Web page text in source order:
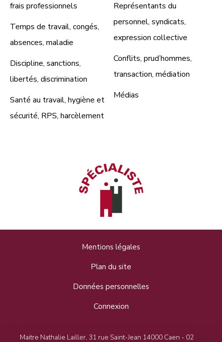
frais professionnels
Temps de travail, congés,
absences, maladie
Discipline, sanctions,
libertés, discrimination
Santé au travail, hygiène et
sécurité, RPS, harcèlement
Représentants du
personnel, syndicats,
expression collective
Conflits, prud’hommes,
transaction, médiation
Médias
Mentions légales
Plan du site
Données personnelles
Connexion
Maitre Nathalie Lailler, 31 rue Saint-Jean 14000 Caen - 02